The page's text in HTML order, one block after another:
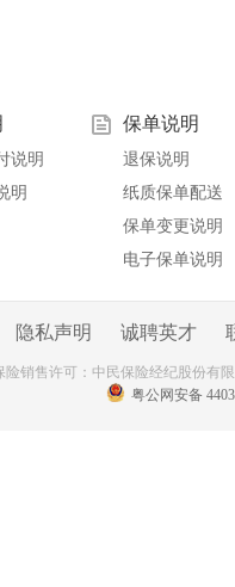
说明
明
保单说明
退保说明
纸质保单配送
保单变更说明
电子保单说明
隐私声明 诚聘英才
险销售许可：中民保险经纪股份有
粤公网安备